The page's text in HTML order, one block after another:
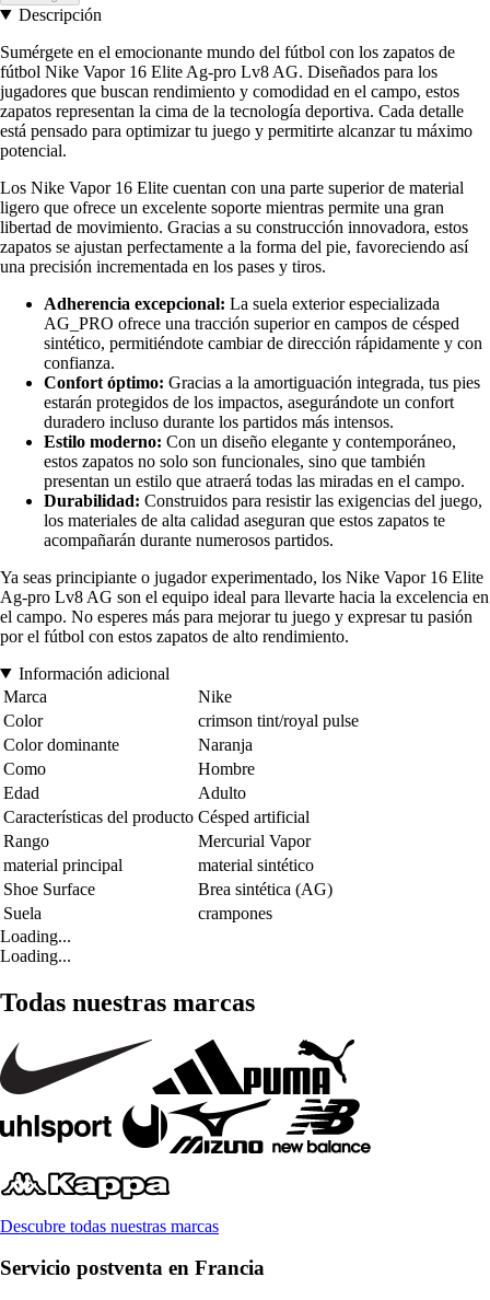
Descripción
Sumérgete en el emocionante mundo del fútbol con los zapatos de
fútbol Nike Vapor 16 Elite Ag-pro Lv8 AG. Diseñados para los
jugadores que buscan rendimiento y comodidad en el campo, estos
zapatos representan la cima de la tecnología deportiva. Cada detalle
está pensado para optimizar tu juego y permitirte alcanzar tu máximo
potencial.
Los Nike Vapor 16 Elite cuentan con una parte superior de material
ligero que ofrece un excelente soporte mientras permite una gran
libertad de movimiento. Gracias a su construcción innovadora, estos
zapatos se ajustan perfectamente a la forma del pie, favoreciendo así
una precisión incrementada en los pases y tiros.
Adherencia excepcional: La suela exterior especializada
AG_PRO ofrece una tracción superior en campos de césped
sintético, permitiéndote cambiar de dirección rápidamente y con
confianza.
Confort óptimo: Gracias a la amortiguación integrada, tus pies
estarán protegidos de los impactos, asegurándote un confort
duradero incluso durante los partidos más intensos.
Estilo moderno: Con un diseño elegante y contemporáneo,
estos zapatos no solo son funcionales, sino que también
presentan un estilo que atraerá todas las miradas en el campo.
Durabilidad: Construidos para resistir las exigencias del juego,
los materiales de alta calidad aseguran que estos zapatos te
acompañarán durante numerosos partidos.
Ya seas principiante o jugador experimentado, los Nike Vapor 16 Elite
Ag-pro Lv8 AG son el equipo ideal para llevarte hacia la excelencia en
el campo. No esperes más para mejorar tu juego y expresar tu pasión
por el fútbol con estos zapatos de alto rendimiento.
Información adicional
Marca
Nike
Color
crimson tint/royal pulse
Color dominante
Naranja
Como
Hombre
Edad
Adulto
Características del producto Césped artificial
Rango
Mercurial Vapor
material principal
material sintético
Shoe Surface
Brea sintética (AG)
Suela
crampones
Loading...
Loading...
Todas nuestras marcas
Descubre todas nuestras marcas
Servicio postventa en Francia